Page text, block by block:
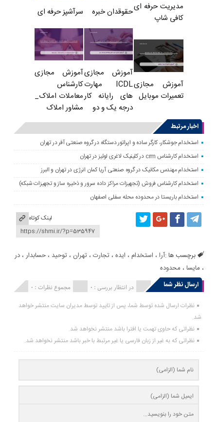
مدیریت حرفه ای
کافی شاپ
حقوقدان خبره سرآشپز حرفه ای
آموزش مجازی
تعمیرات موبایل
آموزش مجازی
ICDL مهارت
های رایانه کار
درجه یک و دو
آموزش مجازی
کارشناس
معاملات املاک_
مشاور املاک
اخبار مرتبط
استخدام جوشکار، کارگر ساده و اپراتور دستگاه در گروه صنعتی آفر در تهران
استخدام کارشناس crm در کلینیک لاغری لوئیز در تهران
استخدام مهندس مکانیک در گروه صنعتی آریا کمان انرژی در تهران و البرز
استخدام کارشناس فروش (تجهیزات مراکز داده سرور و ذخیره ساز و تجهیزات شبکه)
استخدام باریستا در محدوده محله سفلی اصفهان
لینک کوتاه
برچسب ها :آرا ، استخدام ، ایده ،تجارت ،تهران ،توحید ،حسابدار ،در
، مایسا ، محدوده
ارسال نظر شما
مجموع نظرات : 0 در انتظار بررسی : 0 انتشار یافته : 0
نظرات ارسال شده توسط شما، پس از تایید توسط مدیران سایت منتشر خواهد
شد.
نظراتی که حاوی تهمت یا افترا باشد منتشر نخواهد شد.
نظراتی که به غیر از زبان فارسی یا غیر مرتبط با خبر باشد منتشر نخواهد شد.